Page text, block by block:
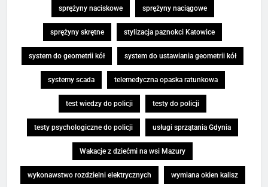
sprężyny naciskowe sprężyny naciągowe
sprężyny skrętne stylizacja paznokci Katowice
system do geometrii kół system do ustawiania geometrii kół
systemy scada telemedyczna opaska ratunkowa
test wiedzy do policji testy do policji
testy psychologiczne do policji usługi sprzątania Gdynia
Wakacje z dziećmi na wsi Mazury
wykonawstwo rozdzielni elektrycznych wymiana okien kalisz